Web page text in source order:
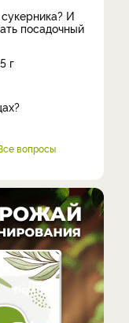
И
посадочный
г
вопросы